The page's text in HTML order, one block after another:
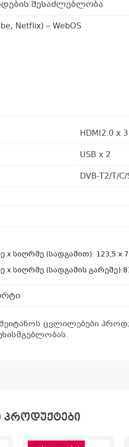
შესაძლებლობა
Netflix) – WebOS
HDMI2.0 x 3
USB x 2
DVB-T2/T/
x სიღრმე (სადგამით): 123,5 x
x სიღრმე (სადგამის
ცვლილებები
პროდუქტები